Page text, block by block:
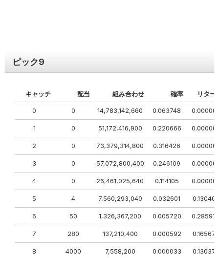
ピック9
キャッチ 配当 組み合わせ 確率 リター
0 0 14,783,142,660 0.063748
1 0 51,172,416,900 0.220666
2 0 73,379,314,800 0.316426
3 0 57,072,800,400 0.246109
4 0 26,461,025,640 0.114105
5 4 7,560,293,040 0.032601 0.130406
6 50 1,326,367,200 0.005720
7 280 137,210,400 0.000592 0.165670
8 4000 7,558,200 0.000033 0.130370